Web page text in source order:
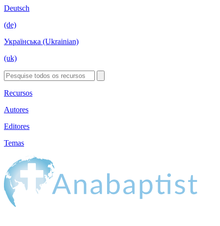
Deutsch
(de)
Українська (Ukrainian)
(uk)
Recursos
Autores
Editores
Temas